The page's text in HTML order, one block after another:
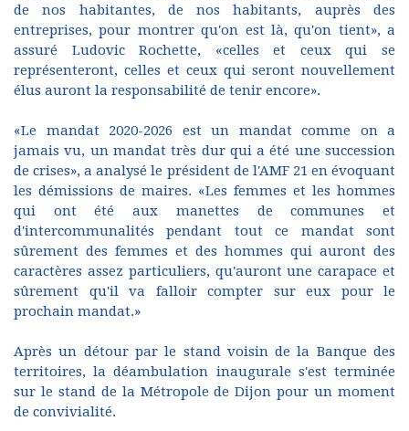
de nos habitantes, de nos habitants, auprès des
entreprises, pour montrer qu'on est là, qu'on tient», a
assuré Ludovic Rochette, «celles et ceux qui se
représenteront, celles et ceux qui seront nouvellement
élus auront la responsabilité de tenir encore».
«Le mandat 2020-2026 est un mandat comme on a
jamais vu, un mandat très dur qui a été une succession
de crises», a analysé le président de l'AMF 21 en évoquant
les démissions de maires. «Les femmes et les hommes
qui ont été aux manettes de communes et
d'intercommunalités pendant tout ce mandat sont
sûrement des femmes et des hommes qui auront des
caractères assez particuliers, qu'auront une carapace et
sûrement qu'il va falloir compter sur eux pour le
prochain mandat.»
Après un détour par le stand voisin de la Banque des
territoires, la déambulation inaugurale s'est terminée
sur le stand de la Métropole de Dijon pour un moment
de convivialité.